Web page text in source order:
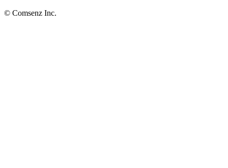
© Comsenz Inc.